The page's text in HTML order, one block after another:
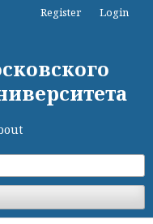
Register Login